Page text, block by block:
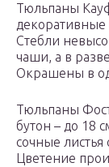
Тюльпаны
декоративные
Стебли
чаши, а в
Окрашены в
Тюльпаны
бутон – до 18
сочные листья
Цветение